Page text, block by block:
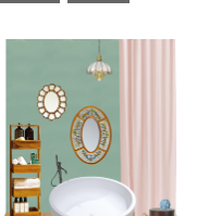
#그리너리
#내추럴 무드
#보태니컬
#생로랑
#앤티크
#에스닉
#자라홈
#헤이